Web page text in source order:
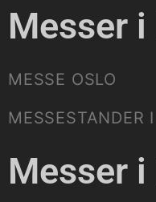
Messer
MESSE OSLO
MESSESTANDER
Messer i